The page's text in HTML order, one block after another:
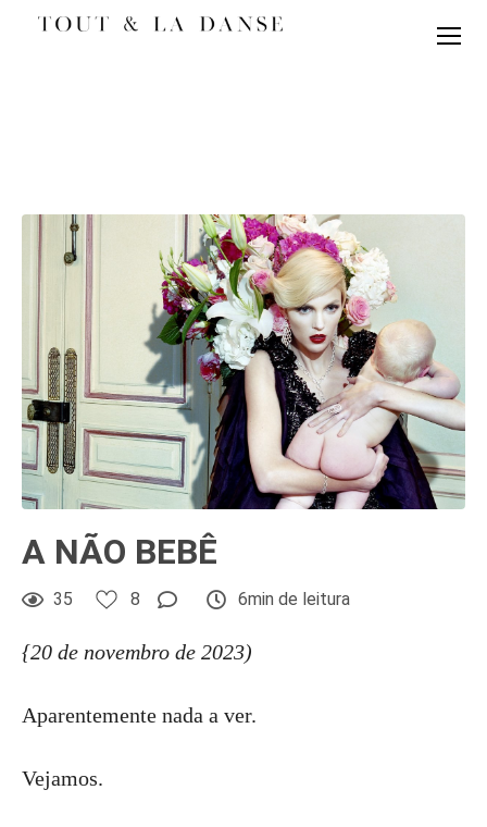
A NÃO BEBÊ
35 8 6min de leitura
{20 de novembro de 2023)
Aparentemente nada a ver.
Vejamos.